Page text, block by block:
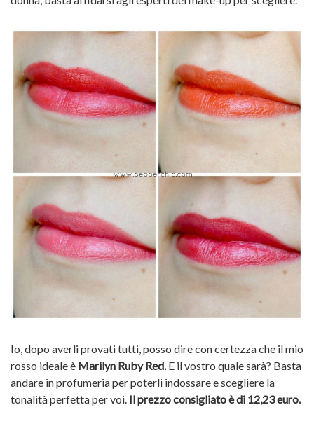
Io, dopo averli provati tutti, posso dire con certezza che il mio
rosso ideale è Marilyn Ruby Red.E il vostro quale sarà? Basta
andare in profumeria per poterli indossare e scegliere la
tonalità perfetta per voi. Il prezzo consigliato è di 12,23 euro.